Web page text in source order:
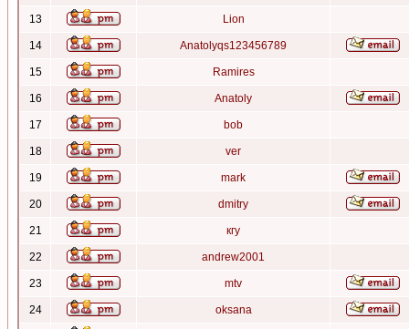
13 Lion
14 Anatolyqs123456789
15 Ramires
16 Anatoly
17 bob
18 ver
19 mark
20 dmitry
21 кгу
22 andrew2001
23 mtv
24 oksana